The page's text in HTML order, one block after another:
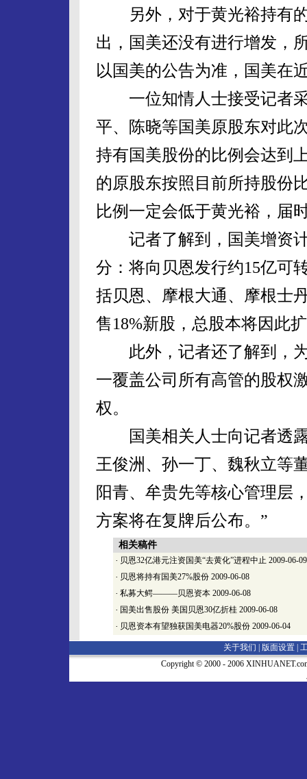
另外，对于黄光裕持有的
出，国美还没有进行增发，
以国美的公告为准，国美在
一位知情人士接受记者采
平、陈晓等国美原股东对此
持有国美股份的比例会达到
的原股东按照目前所持股份
比例一定会低于黄光裕，届
记者了解到，国美增资计
分：将向贝恩发行约15亿可
括贝恩、摩根大通、摩根士
售18%新股，总股本将因此
此外，记者还了解到，为
一覆盖公司所有高管的股权
权。
国美相关人士向记者透露
王俊洲、孙一丁、魏秋立等
阳青、牟贵先等核心管理层
方案将在复牌后公布。”
相关稿件
· 贝恩32亿港元注资国美“去黄化”进程中止 2009-06-09
· 贝恩将持有国美27%股份 2009-06-08
· 私募大鳄———贝恩资本 2009-06-08
· 国美出售股份 美国贝恩30亿折桂 2009-06-08
· 贝恩资本有望独获国美电器20%股份 2009-06-04
关于我们 | 版面设置
Copyright © 2000 - 2006